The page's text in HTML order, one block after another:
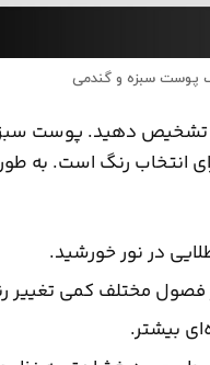
پوست سبزه و گندمی
تشخیص دهید. پوست
انتخاب رنگ است. به
در نور خورشید.
فصول مختلف کمی
بیشتر.